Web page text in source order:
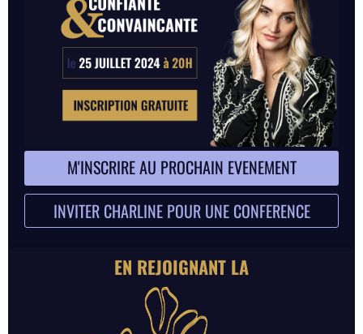
M'INSCRIRE AU PROCHAIN EVENEMENT
INVITER CHARLINE POUR UNE CONFERENCE
EN REJOIGNANT LA